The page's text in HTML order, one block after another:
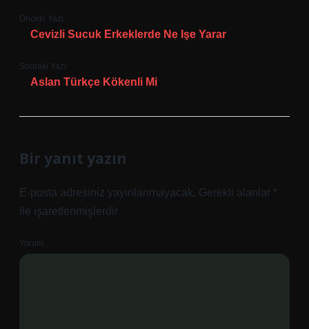
Önceki Yazı
Cevizli Sucuk Erkeklerde Ne Işe Yarar
Sonraki Yazı
Aslan Türkçe Kökenli Mi
Bir yanıt yazın
E-posta adresiniz yayınlanmayacak. Gerekli alanlar *
ile işaretlenmişlerdir
Yorum